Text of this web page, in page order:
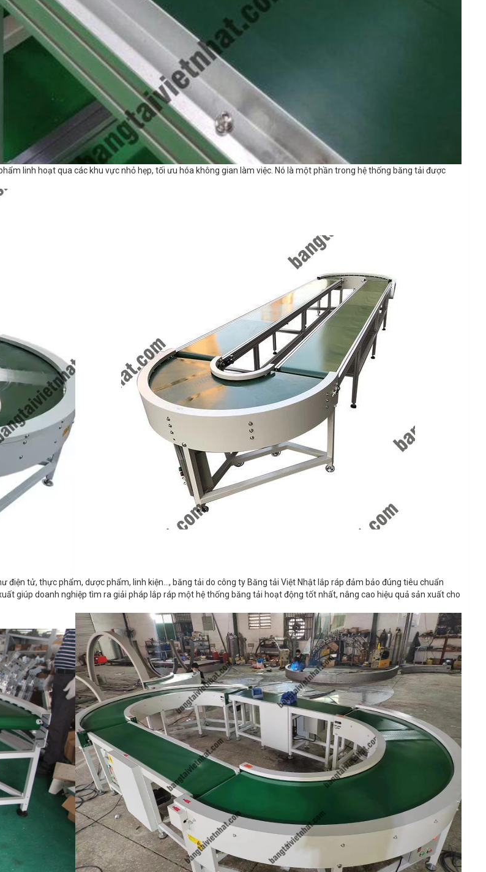
linh hoạt qua các khu vực nhỏ hẹp, tối ưu hóa không gian làm việc. Nó là một phần trong hệ thống băng tải được
điện tử, thực phẩm, dược phẩm, linh kiện…, băng tải do công ty Băng tải Việt Nhật lắp ráp đảm bảo đúng tiêu chuẩn
giúp doanh nghiệp tìm ra giải pháp lắp ráp một hệ thống băng tải hoạt động tốt nhất, nâng cao hiệu quả sản xuất cho